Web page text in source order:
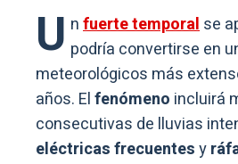
U nfuerte temporalse
podría convertirse en
meteorológicos más
años. Elfenómeno incluirá
consecutivas de lluvias
eléctricas frecuentesy